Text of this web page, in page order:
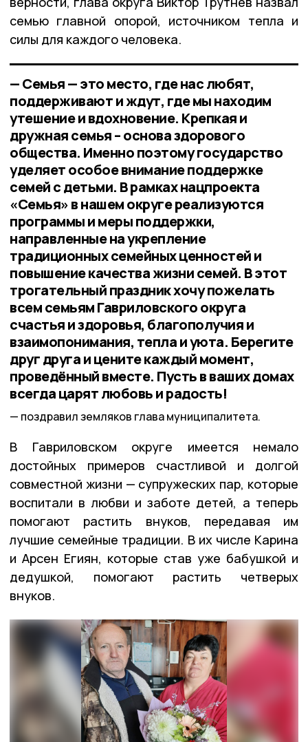
семью главной опорой, источником тепла и
силы для каждого человека.
— Семья — это место, где нас любят,
поддерживают и ждут, где мы находим
утешение и вдохновение. Крепкая и
дружная семья – основа здорового
общества. Именно поэтому государство
уделяет особое внимание поддержке
семей с детьми. В рамках нацпроекта
«Семья» в нашем округе реализуются
программы и меры поддержки,
направленные на укрепление
традиционных семейных ценностей и
повышение качества жизни семей. В этот
трогательный праздник хочу пожелать
всем семьям Гавриловского округа
счастья и здоровья, благополучия и
взаимопонимания, тепла и уюта. Берегите
друг друга и цените каждый момент,
проведённый вместе. Пусть в ваших домах
всегда царят любовь и радость!
поздравил земляков глава муниципалитета.
В Гавриловском округе имеется немало
достойных примеров счастливой и долгой
совместной жизни — супружеских пар, которые
воспитали в любви и заботе детей, а теперь
помогают растить внуков, передавая им
лучшие семейные традиции. В их числе Карина
и Арсен Егиян, которые став уже бабушкой и
дедушкой, помогают растить
четверых
внуков.